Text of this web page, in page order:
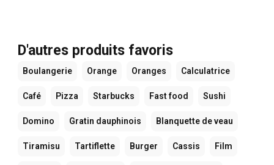
D'autres produits favoris
Boulangerie Orange Oranges Calculatrice
Café Pizza Starbucks Fast food Sushi
Domino Gratin dauphinois Blanquette de veau
Tiramisu Tartiflette Burger Cassis Film